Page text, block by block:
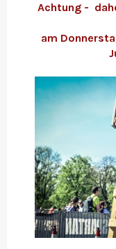
Achtung -
am